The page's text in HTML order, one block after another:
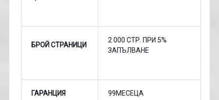
БРОЙ СТРАНИЦИ
2 000 СТР. ПРИ 5%
ЗАПЪЛВАНЕ
ГАРАНЦИЯ 99МЕСЕЦА